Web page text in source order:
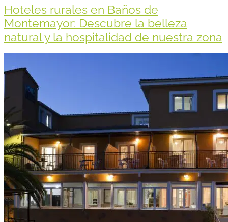
Hoteles rurales en Baños de
Montemayor: Descubre la belleza
natural y la hospitalidad de nuestra zona